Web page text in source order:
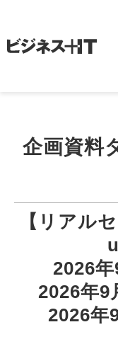
セミナー集客がしたい
アンケート調査がしたい
媒体資料ダウンロード
企画資料ダウンロード
企画資料
【リアル
2026
2026年9
2026年